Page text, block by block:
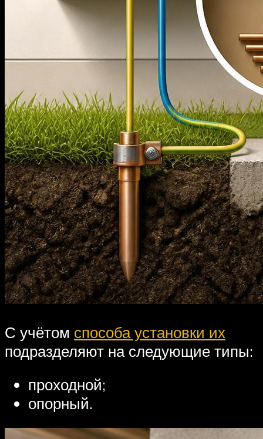
С учётом способа установки их
подразделяют на следующие типы:
проходной;
опорный.